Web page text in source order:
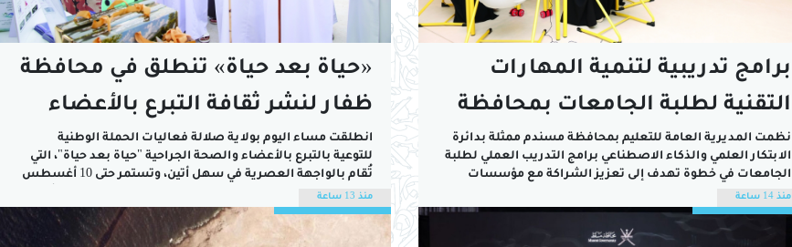
برامج تدريبية لتنمية المهارات
التقنية لطلبة الجامعات بمحافظة
مسندم
نظمت المديرية العامة للتعليم بمحافظة مسندم ممثلة بدائرة
الابتكار العلمي والذكاء الاصطناعي برامج التدريب العملي لطلبة
الجامعات في خطوة تهدف إلى تعزيز الشراكة مع مؤسسات
التعليم العالي وتنمية قدرات الطلبة في مجالات الابتكار والذكاء
الاصطناعي والتقنيات الحديثة وإعدادهم بما يتواكب مع متطلبات
سوق العمل والمهارات المستقبلية.وتُنفذ البرامج التدريبية في
منذ 14 ساعة
«حياة بعد حياة» تنطلق في محافظة
ظفار لنشر ثقافة التبرع بالأعضاء
انطلقت مساء اليوم بولاية صلالة فعاليات الحملة الوطنية
للتوعية بالتبرع بالأعضاء والصحة الجراحية "حياة بعد حياة"، التي
تُقام بالواجهة العصرية في سهل أتين، وتستمر حتى 10 أغسطس
الجاري، بالتزامن مع موسم خريف ظفار، بهدف نشر الوعي بأهمية
التبرع بالأعضاء وتعزيز الثقافة الصحية والوقائية لدى مختلف
فئات المجتمع.رعى افتتاح الحملة صاحب...
منذ 13 ساعة